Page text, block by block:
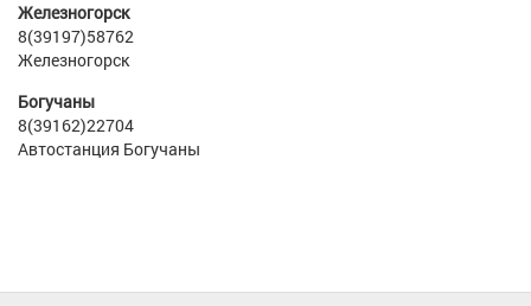
Железногорск
8(39197)58762
Железногорск
Богучаны
8(39162)22704
Автостанция Богучаны